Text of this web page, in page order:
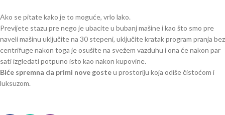
Ako se pitate kako je to moguće, vrlo lako.
Previjete stazu pre nego je ubacite u bubanj mašine i kao što smo pre
naveli mašinu uključite na 30 stepeni, uključite kratak program pranja bez
centrifuge nakon toga je osušite na svežem vazduhu i ona će nakon par
sati izgledati potpuno isto kao nakon kupovine.
Biće spremna da primi nove gosteu prostoriju koja odiše čistoćom i
luksuzom.